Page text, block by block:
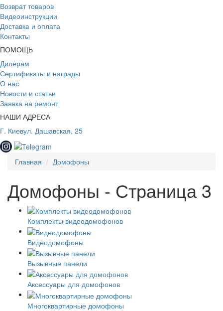
Возврат товаров
Видеоинструкции
Доставка и оплата
Контакты
ПОМОЩЬ
Дилерам
Сертификаты и награды
О нас
Новости и статьи
Заявка на ремонт
НАШИ АДРЕСА
Г. Киевул. Дашавская, 25
Главная Домофоны
Домофоны - Страница 3
Комплекты видеодомофонов
Видеодомофоны
Вызывные панели
Аксессуары для домофонов
Многоквартирные домофоны